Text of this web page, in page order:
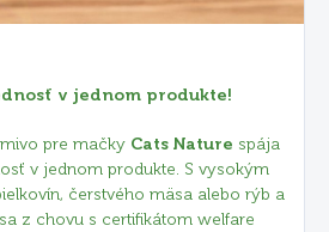
v jednom produkte!
pre mačky Cats Nature spája
v jednom produkte. S vysokým
čerstvého mäsa alebo rýb a
z chovu s certifikátom welfare